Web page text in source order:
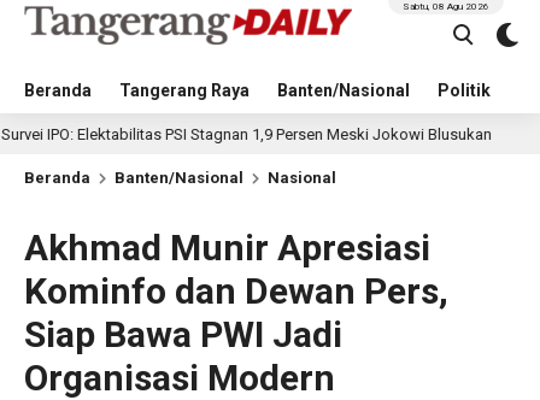
Beranda Tangerang Raya Banten/Nasional Politik
Sabtu, 08 Agu 2026
PSI Stagnan 1,9 Persen Meski Jokowi Blusukan 18 jam lalu
Beranda Banten/Nasional Nasional
Akhmad Munir Apresiasi
Kominfo dan Dewan Pers,
Siap Bawa PWI Jadi
Organisasi Modern